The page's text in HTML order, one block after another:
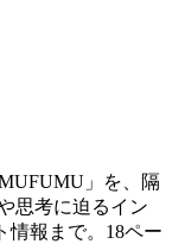
」を、隔
思考に迫るイン
情報まで。18ペー